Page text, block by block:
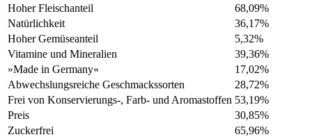
Hoher Fleischanteil
68,09%
Natürlichkeit
36,17%
Hoher Gemüseanteil
5,32%
Vitamine und Mineralien
39,36%
»Made in Germany«
17,02%
Abwechslungsreiche Geschmackssorten
28,72%
Frei von Konservierungs-, Farb- und Aromastoffen 53,19%
Preis
30,85%
Zuckerfrei
65,96%